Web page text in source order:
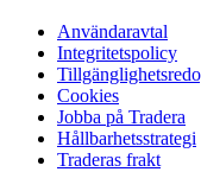
Användaravtal
Integritetspolicy
Cookies
Jobba på Tradera
Hållbarhetsstrategi
Traderas frakt